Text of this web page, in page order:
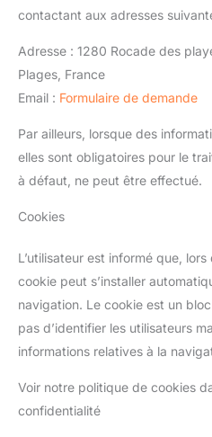
contactant aux adresses
Adresse : 1280 Rocade des
Plages, France
Email : Formulaire de demande
Par ailleurs, lorsque des
elles sont obligatoires pour le
à défaut, ne peut être effectué.
Cookies
L’utilisateur est informé que,
cookie peut s’installer
navigation. Le cookie est un
pas d’identifier les utilisateurs
informations relatives à la
Voir notre politique de cookies
confidentialité